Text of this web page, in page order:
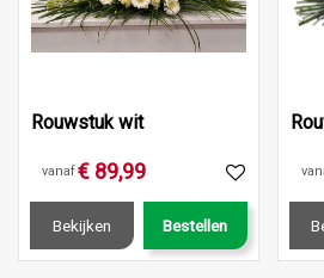
Rouwstuk wit
vanaf€ 89,99
Bekijken Bestellen